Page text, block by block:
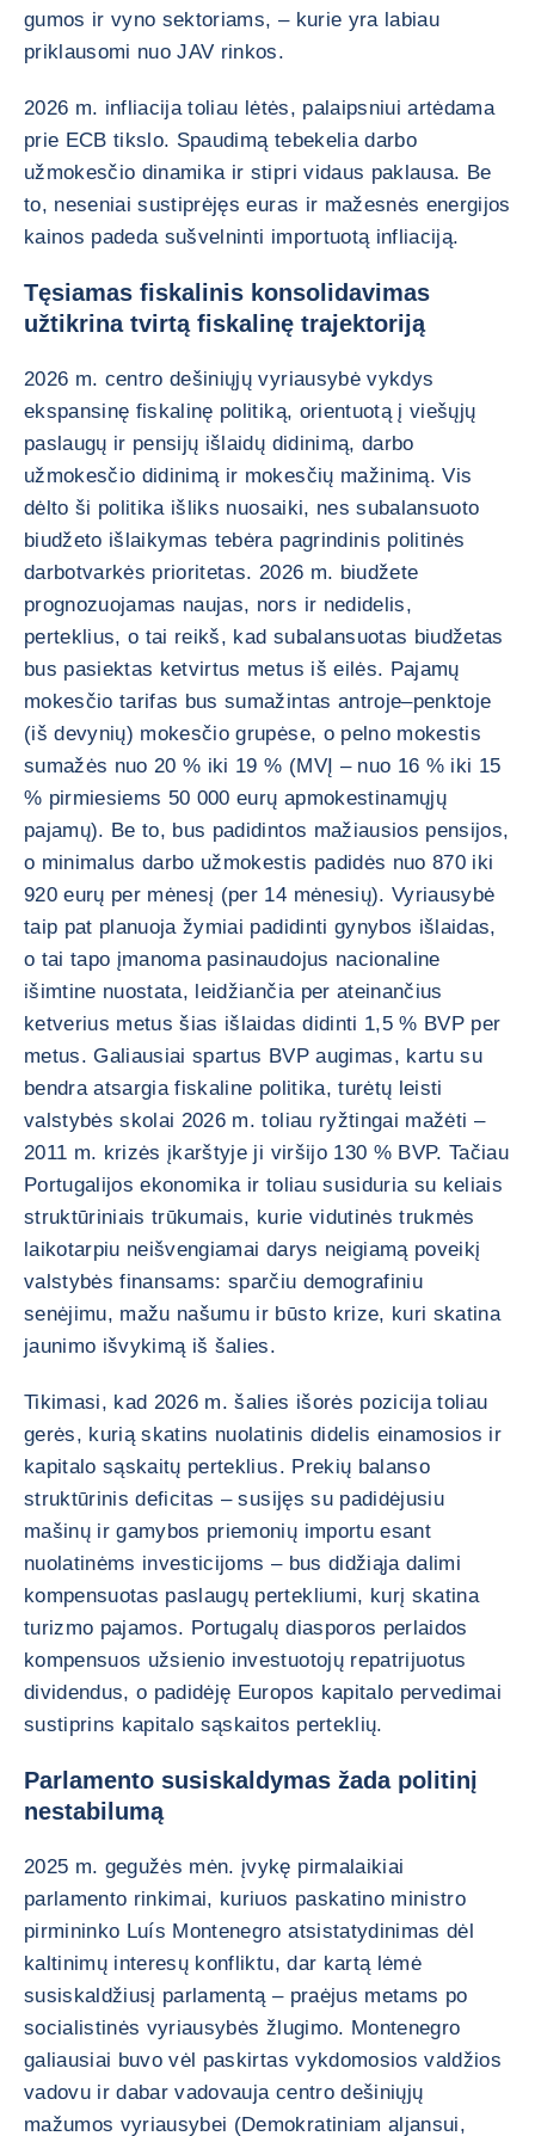
gumos ir vyno sektoriams, – kurie yra labiau
priklausomi nuo JAV rinkos.
2026 m. infliacija toliau lėtės, palaipsniui artėdama
prie ECB tikslo. Spaudimą tebekelia darbo
užmokesčio dinamika ir stipri vidaus paklausa. Be
to, neseniai sustiprėjęs euras ir mažesnės energijos
kainos padeda sušvelninti importuotą infliaciją.
Tęsiamas fiskalinis konsolidavimas
užtikrina tvirtą fiskalinę trajektoriją
2026 m. centro dešiniųjų vyriausybė vykdys
ekspansinę fiskalinę politiką, orientuotą į viešųjų
paslaugų ir pensijų išlaidų didinimą, darbo
užmokesčio didinimą ir mokesčių mažinimą. Vis
dėlto ši politika išliks nuosaiki, nes subalansuoto
biudžeto išlaikymas tebėra pagrindinis politinės
darbotvarkės prioritetas. 2026 m. biudžete
prognozuojamas naujas, nors ir nedidelis,
perteklius, o tai reikš, kad subalansuotas biudžetas
bus pasiektas ketvirtus metus iš eilės. Pajamų
mokesčio tarifas bus sumažintas antroje–penktoje
(iš devynių) mokesčio grupėse, o pelno mokestis
sumažės nuo 20 % iki 19 % (MVĮ – nuo 16 % iki 15
% pirmiesiems 50 000 eurų apmokestinamųjų
pajamų). Be to, bus padidintos mažiausios pensijos,
o minimalus darbo užmokestis padidės nuo 870 iki
920 eurų per mėnesį (per 14 mėnesių). Vyriausybė
taip pat planuoja žymiai padidinti gynybos išlaidas,
o tai tapo įmanoma pasinaudojus nacionaline
išimtine nuostata, leidžiančia per ateinančius
ketverius metus šias išlaidas didinti 1,5 % BVP per
metus. Galiausiai spartus BVP augimas, kartu su
bendra atsargia fiskaline politika, turėtų leisti
valstybės skolai 2026 m. toliau ryžtingai mažėti –
2011 m. krizės įkarštyje ji viršijo 130 % BVP. Tačiau
Portugalijos ekonomika ir toliau susiduria su keliais
struktūriniais trūkumais, kurie vidutinės trukmės
laikotarpiu neišvengiamai darys neigiamą poveikį
valstybės finansams: sparčiu demografiniu
senėjimu, mažu našumu ir būsto krize, kuri skatina
jaunimo išvykimą iš šalies.
Tikimasi, kad 2026 m. šalies išorės pozicija toliau
gerės, kurią skatins nuolatinis didelis einamosios ir
kapitalo sąskaitų perteklius. Prekių balanso
struktūrinis deficitas – susijęs su padidėjusiu
mašinų ir gamybos priemonių importu esant
nuolatinėms investicijoms – bus didžiąja dalimi
kompensuotas paslaugų pertekliumi, kurį skatina
turizmo pajamos. Portugalų diasporos perlaidos
kompensuos užsienio investuotojų repatrijuotus
dividendus, o padidėję Europos kapitalo pervedimai
sustiprins kapitalo sąskaitos perteklių.
Parlamento susiskaldymas žada politinį
nestabilumą
2025 m. gegužės mėn. įvykę pirmalaikiai
parlamento rinkimai, kuriuos paskatino ministro
pirmininko Luís Montenegro atsistatydinimas dėl
kaltinimų interesų konfliktu, dar kartą lėmė
susiskaldžiusį parlamentą – praėjus metams po
socialistinės vyriausybės žlugimo. Montenegro
galiausiai buvo vėl paskirtas vykdomosios valdžios
vadovu ir dabar vadovauja centro dešiniųjų
mažumos vyriausybei (Demokratiniam aljansui,